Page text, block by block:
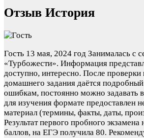
Отзыв История
Гость 13 мая, 2024 год Занималась с
«Турбожести». Информация
доступно, интересно. После проверки
домашнего задания даётся
ошибкам, постоянно можно задавать
для изучения формате предоставлен
материал (термины, факты, даты,
Результат первого пробного
баллов, на ЕГЭ получила 80.